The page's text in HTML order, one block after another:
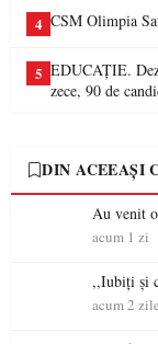
4 CSM Olimpia
5 EDUCAȚIE.
zece, 90 de
DIN ACEEAȘI
Au venit
acum 1 zi
,,Iubiți și
acum 2 zile